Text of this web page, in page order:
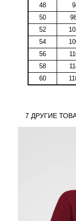
48
50
52
54
56
58
60
7 ДРУГИЕ